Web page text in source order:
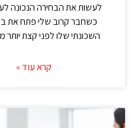
לעשות את הבחירה הנכונה
כשחבר קרוב שלי פתח את
השכונתי שלו לפני קצת יותר
קרא עוד »